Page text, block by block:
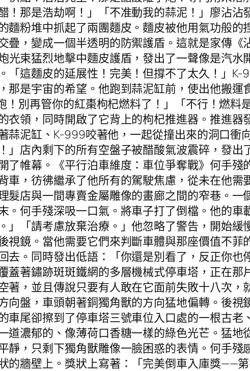
！那是浩劫啊！」「不准動我的蒜泥！」廖沾沾
粉堆中抓起了兩團麵皮。麵皮被他用氣功般的
，變成一個半透明的防禦護盾。這就是家傳《
光束猛烈地擊中麵皮護盾，發出了一聲像是汽水
「這麵皮的延展性！完美！但撐不了太久！」K-
是宇宙的希望。他跑到蒜泥缸前，使出他搬運
別再管你的紅棗枸杞燃料了！」「不行！燃料
衣領，同時開啟了它背上的枸杞推進器。推進器
蒜泥缸、K-999咬著他，一起從撞出來的洞口衝
店內剩下的所有空盤子被醋酸氣波震碎，發出
帷幕。《平行泊車維度：車位爭奪戰》何手殘
，彷彿繼承了他所有的駕駛焦慮，從未在他需
店與一間專賣金屬雕像的畫廊之間的窄巷。一
何手殘深吸一口氣。將車子打了倒檔。他的車
「請考慮放棄治療。」他忽略了警告，開始緩
鏡。當他需要它們來判斷車體與那座價值不菲
。同時發出低語：「你還是別看了，反正你也
著鏽跡斑斑鐵網的多層機械式停車塔，正在那
，並且傳說只要有人敢在它面前失敗十八次，
盤，車頭朝著銅獨角獸的方向猛地偏轉。後視
尾卻擦到了停車塔三號車位入口處的一根古老
濃郁的、像薄荷口香糖一樣的綠色光芒。猛地
，只剩下獨角獸雕像一臉困惑的表情。何手殘
的牆壁上。獎狀上寫著：「完美倒車入庫獎——